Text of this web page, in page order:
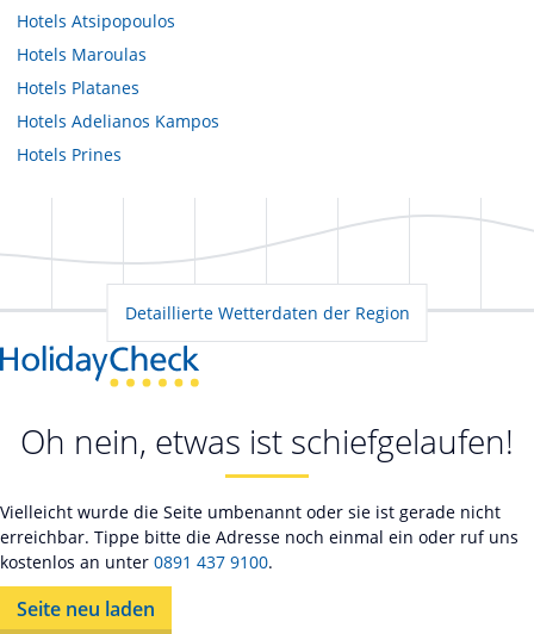
Hotels Atsipopoulos
Hotels Maroulas
Hotels Platanes
Hotels Adelianos Kampos
Hotels Prines
Detaillierte Wetterdaten der Region
Oh nein, etwas ist schiefgelaufen!
Vielleicht wurde die Seite umbenannt oder sie ist gerade nicht
erreichbar. Tippe bitte die Adresse noch einmal ein oder ruf uns
kostenlos an unter 0891 437 9100.
Seite neu laden